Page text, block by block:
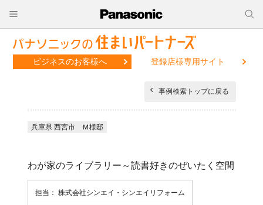
ビジネスのお客様へ 登録店様専用サイト
事例検索トップに戻る
兵庫県 西宮市 Ｍ様邸
わが家のライブラリー～読書好きのぜいたく空間
担当： 株式会社シンエイ・シンエイリフォーム